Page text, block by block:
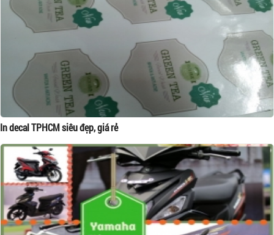
In decal TPHCM siêu đẹp, giá rẻ